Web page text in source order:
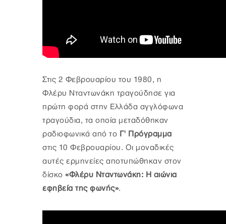
Στις 2 Φεβρουαρίου του 1980, η
Φλέρυ Νταντωνάκη τραγούδησε για
πρώτη φορά στην Ελλάδα αγγλόφωνα
τραγούδια, τα οποία μεταδόθηκαν
ραδιοφωνικά από το Γ' Πρόγραμμα
στις 10 Φεβρουαρίου. Οι μοναδικές
αυτές ερμηνείες αποτυπώθηκαν στον
δίσκο «Φλέρυ Νταντωνάκη: Η αιώνια
εφηβεία της φωνής».